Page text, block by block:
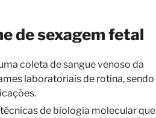
de sexagem fetal
coleta de sangue venoso da
laboratoriais de rotina, sendo
de biologia molecular que